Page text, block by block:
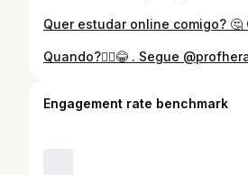
Engagement rate benchmark